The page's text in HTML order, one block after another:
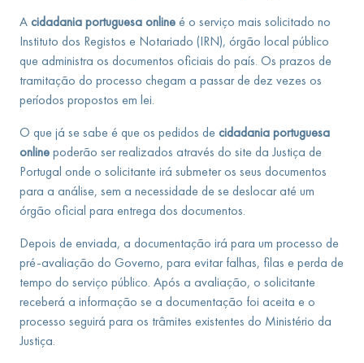
A cidadania portuguesa online é o serviço mais solicitado no
Instituto dos Registos e Notariado (IRN), órgão local público
que administra os documentos oficiais do país. Os prazos de
tramitação do processo chegam a passar de dez vezes os
períodos propostos em lei.
O que já se sabe é que os pedidos de cidadania portuguesa
online poderão ser realizados através do site da Justiça de
Portugal onde o solicitante irá submeter os seus documentos
para a análise, sem a necessidade de se deslocar até um
órgão oficial para entrega dos documentos.
Depois de enviada, a documentação irá para um processo de
pré-avaliação do Governo, para evitar falhas, filas e perda de
tempo do serviço público. Após a avaliação, o solicitante
receberá a informação se a documentação foi aceita e o
processo seguirá para os trâmites existentes do Ministério da
Justiça.